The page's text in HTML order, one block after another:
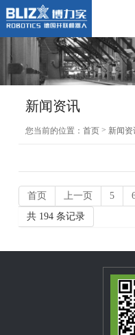
新闻资讯
您当前的位置：首页 > 新闻资
首页 上一页 5
共 194 条记录